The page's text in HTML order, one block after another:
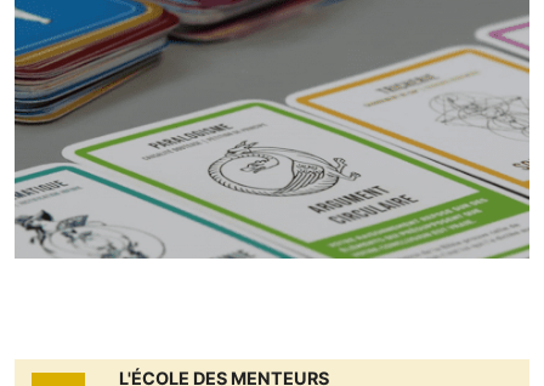
L'ÉCOLE DES MENTEURS